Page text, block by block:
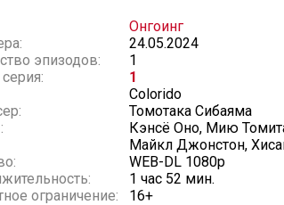
Онгоинг
24.05.2024
эпизодов:
1
1
Colorido
Томотака Сибаяма
Кэнсё Оно, Мию
Майкл Джонстон,
WEB-DL 1080p
1 час 52 мин.
ограничение:
16+